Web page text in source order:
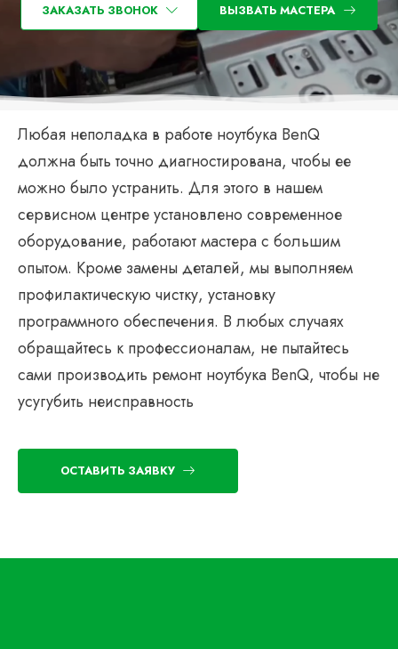
ЗАКАЗАТЬ ЗВОНОК ВЫЗВАТЬ МАСТЕРА
Любая неполадка в работе ноутбука BenQ
должна быть точно диагностирована, чтобы ее
можно было устранить. Для этого в нашем
сервисном центре установлено современное
оборудование, работают мастера с большим
опытом. Кроме замены деталей, мы выполняем
профилактическую чистку, установку
программного обеспечения. В любых случаях
обращайтесь к профессионалам, не пытайтесь
сами производить ремонт ноутбука BenQ, чтобы не
усугубить неисправность
ОСТАВИТЬ ЗАЯВКУ